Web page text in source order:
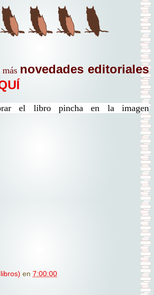
novedades editoriales
el libro pincha en la imagen
en 7:00:00